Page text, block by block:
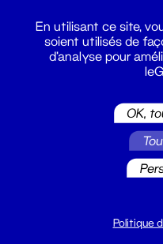
billetterie@leGrandT.fr
Du lundi au vendredi 14h →
En utilisant ce site,
soient utilisés de
d'analyse pour
OK,
Politique